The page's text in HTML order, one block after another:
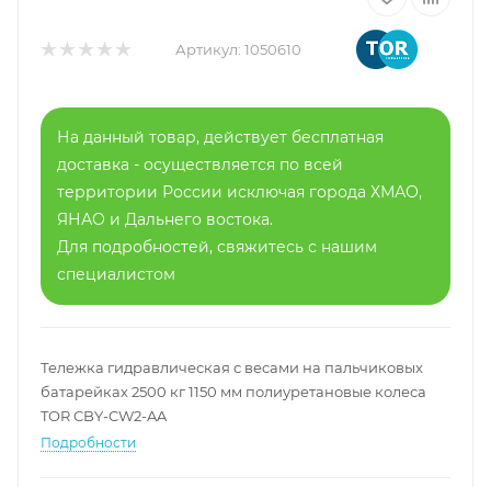
Артикул: 1050610
На данный товар, действует бесплатная
доставка - осуществляется по всей
территории России исключая города ХМАО,
ЯНАО и Дальнего востока.
Для подробностей, свяжитесь с нашим
специалистом
Тележка гидравлическая с весами на пальчиковых
батарейках 2500 кг 1150 мм полиуретановые колеса
TOR CBY-CW2-AA
Подробности